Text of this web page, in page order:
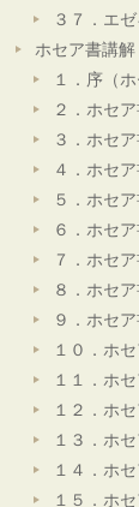
３７．エ
ホセア書講解
１．序（
２．ホセ
３．ホセ
４．ホセ
５．ホセ
６．ホセ
７．ホセ
８．ホセ
９．ホセ
１０．ホ
１１．ホ
１２．ホ
１３．ホ
１４．ホ
１５．ホ